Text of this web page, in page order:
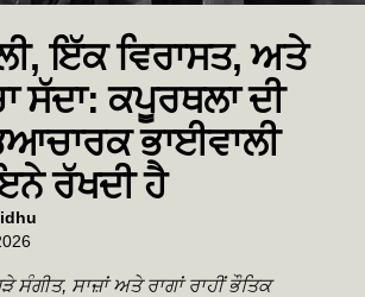
ਇੱਕ ਵਿਰਾਸਤ, ਅਤੇ
ਸੱਦਾ: ਕਪੂਰਥਲਾ ਦੀ
ਭਾਈਵਾਲੀ
ਰੱਖਦੀ ਹੈ
ਸੰਗੀਤ, ਸਾਜ਼ਾਂ ਅਤੇ ਰਾਗਾਂ ਰਾਹੀਂ ਭੌਤਿਕ